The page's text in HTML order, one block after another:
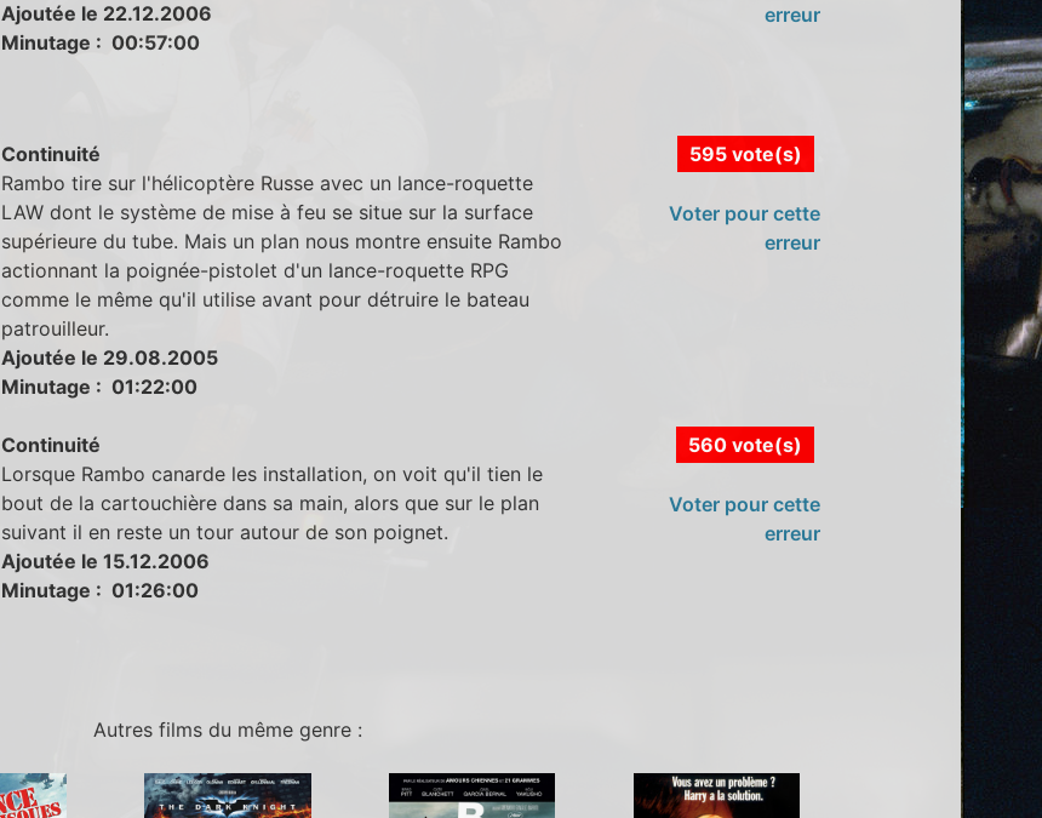
Ajoutée le 22.12.2006
Minutage : 00:57:00
erreur
Continuité
Rambo tire sur l'hélicoptère Russe avec un lance-roquette
LAW dont le système de mise à feu se situe sur la surface
supérieure du tube. Mais un plan nous montre ensuite Rambo
actionnant la poignée-pistolet d'un lance-roquette RPG
comme le même qu'il utilise avant pour détruire le bateau
patrouilleur.
Ajoutée le 29.08.2005
Minutage : 01:22:00
595 vote(s)
Voter pour cette
erreur
Continuité
Lorsque Rambo canarde les installation, on voit qu'il tien le
bout de la cartouchière dans sa main, alors que sur le plan
suivant il en reste un tour autour de son poignet.
Ajoutée le 15.12.2006
Minutage : 01:26:00
560 vote(s)
Voter pour cette
erreur
Autres films du même genre :